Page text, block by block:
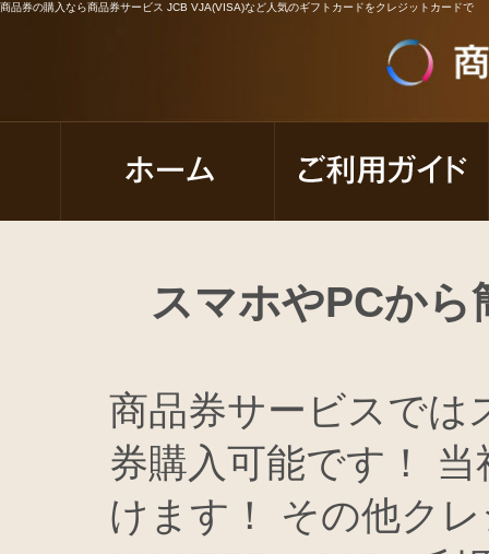
商品券の購入なら商品券サービス JCB VJA(VISA)など人気のギフトカードをクレジットカードで
スマホやPCか
商品券サービスでは
券購入可能です！
けます！ その他ク